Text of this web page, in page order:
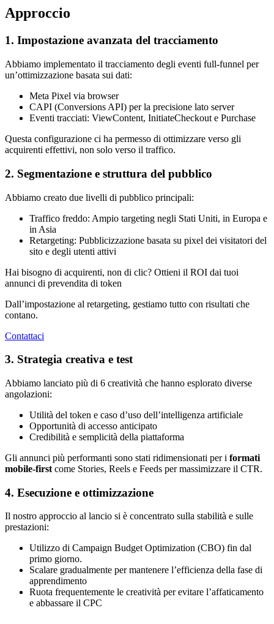
Approccio
1. Impostazione avanzata del tracciamento
Abbiamo implementato il tracciamento degli eventi full-funnel per
un’ottimizzazione basata sui dati:
Meta Pixel via browser
CAPI (Conversions API) per la precisione lato server
Eventi tracciati: ViewContent, InitiateCheckout e Purchase
Questa configurazione ci ha permesso di ottimizzare verso gli
acquirenti effettivi, non solo verso il traffico.
2. Segmentazione e struttura del pubblico
Abbiamo creato due livelli di pubblico principali:
Traffico freddo: Ampio targeting negli Stati Uniti, in Europa e
in Asia
Retargeting: Pubblicizzazione basata su pixel dei visitatori del
sito e degli utenti attivi
Hai bisogno di acquirenti, non di clic? Ottieni il ROI dai tuoi
annunci di prevendita di token
Dall’impostazione al retargeting, gestiamo tutto con risultati che
contano.
Contattaci
3. Strategia creativa e test
Abbiamo lanciato più di 6 creatività che hanno esplorato diverse
angolazioni:
Utilità del token e caso d’uso dell’intelligenza artificiale
Opportunità di accesso anticipato
Credibilità e semplicità della piattaforma
Gli annunci più performanti sono stati ridimensionati per i formati
mobile-first come Stories, Reels e Feeds per massimizzare il CTR.
4. Esecuzione e ottimizzazione
Il nostro approccio al lancio si è concentrato sulla stabilità e sulle
prestazioni:
Utilizzo di Campaign Budget Optimization (CBO) fin dal
primo giorno.
Scalare gradualmente per mantenere l’efficienza della fase di
apprendimento
Ruota frequentemente le creatività per evitare l’affaticamento
e abbassare il CPC